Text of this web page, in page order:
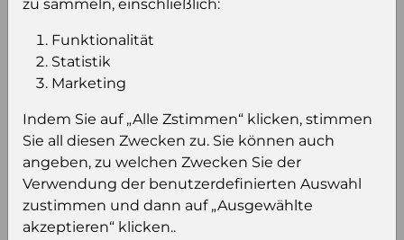
pro Palette
Konsumeinheit
Fl
Stückzahl pro
Palette
Einloggen um den Preis zu
sehen
Sie müssen eingeloggt sein, um Preise zu
sehen und/oder dieses Produkt zu kaufen.
zu sammeln, einschließlich:
Funktionalität
Statistik
Marketing
Indem Sie auf „Alle Zstimmen“ klicken, stimmen
Sie all diesen Zwecken zu. Sie können auch
angeben, zu welchen Zwecken Sie der
Verwendung der benutzerdefinierten Auswahl
zustimmen und dann auf „Ausgewählte
akzeptieren“ klicken..